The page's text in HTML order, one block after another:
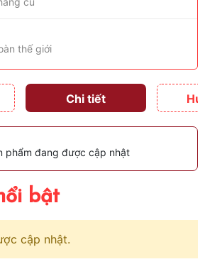
thế giới
Chi tiết
phẩm đang được cập nhật
bật
cập nhật.